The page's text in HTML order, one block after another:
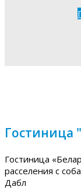
Гостиница
Гостиница
расселения с
Дабл